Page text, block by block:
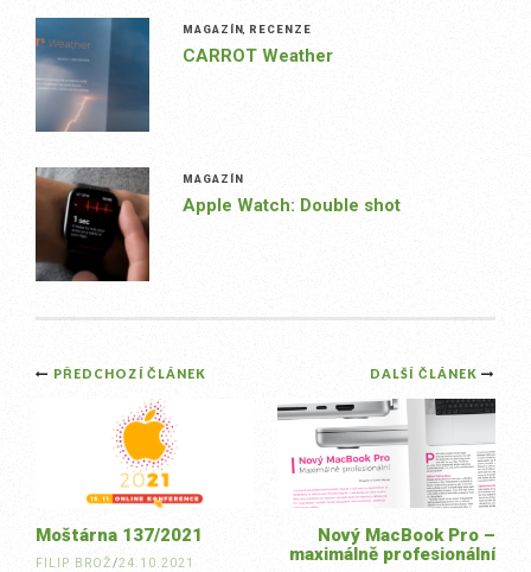
MAGAZÍN RECENZE
CARROT Weather
MAGAZÍN
Apple Watch: Double shot
Post
navigation
DALŠÍ ČLÁNEK
Nový MacBook Pro –
maximálně profesionální
PŘEDCHOZÍ ČLÁNEK
Moštárna 137/2021
FILIP BROŽ/24.10.2021